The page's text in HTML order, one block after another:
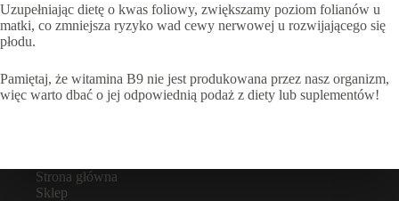
Uzupełniając dietę o kwas foliowy, zwiększamy poziom folianów u
matki, co zmniejsza ryzyko wad cewy nerwowej u rozwijającego się
płodu.
Pamiętaj, że witamina B9 nie jest produkowana przez nasz organizm,
więc warto dbać o jej odpowiednią podaż z diety lub suplementów!
Strona główna
Sklep